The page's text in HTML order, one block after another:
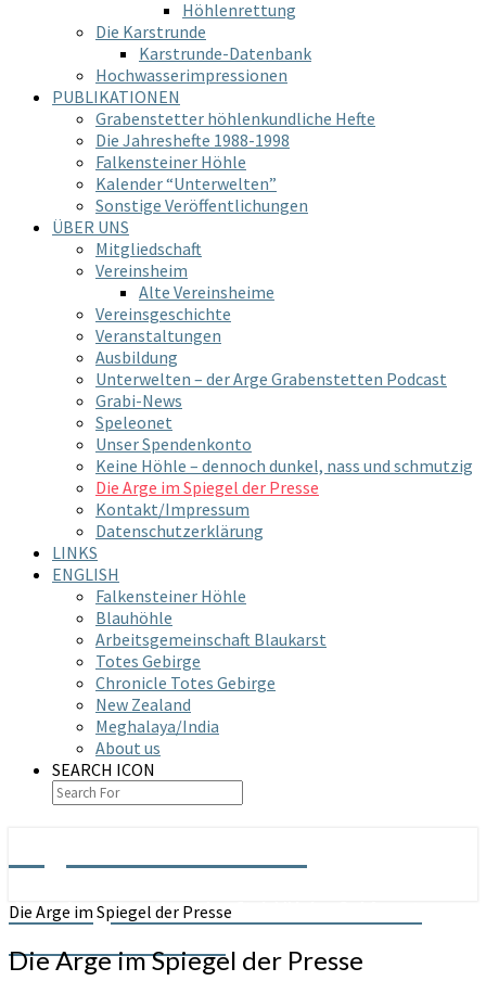
Höhlenrettung
Die Karstrunde
Karstrunde-Datenbank
Hochwasserimpressionen
PUBLIKATIONEN
Grabenstetter höhlenkundliche Hefte
Die Jahreshefte 1988-1998
Falkensteiner Höhle
Kalender “Unterwelten”
Sonstige Veröffentlichungen
ÜBER UNS
Mitgliedschaft
Vereinsheim
Alte Vereinsheime
Vereinsgeschichte
Veranstaltungen
Ausbildung
Unterwelten – der Arge Grabenstetten Podcast
Grabi-News
Speleonet
Unser Spendenkonto
Keine Höhle – dennoch dunkel, nass und schmutzig
Die Arge im Spiegel der Presse
Kontakt/Impressum
Datenschutzerklärung
LINKS
ENGLISH
Falkensteiner Höhle
Blauhöhle
Arbeitsgemeinschaft Blaukarst
Totes Gebirge
Chronicle Totes Gebirge
New Zealand
Meghalaya/India
About us
SEARCH ICON
Arbeitsgemeinschaft Höhle & Karst
Die Arge im Spiegel der Presse
Die Arge im Spiegel der Presse